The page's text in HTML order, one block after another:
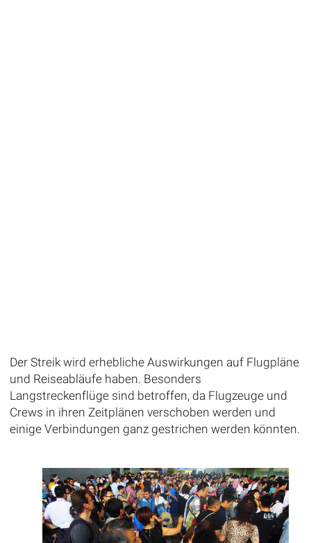
Der Streik wird erhebliche Auswirkungen auf Flugpläne
und Reiseabläufe haben. Besonders
Langstreckenflüge sind betroffen, da Flugzeuge und
Crews in ihren Zeitplänen verschoben werden und
einige Verbindungen ganz gestrichen werden könnten.